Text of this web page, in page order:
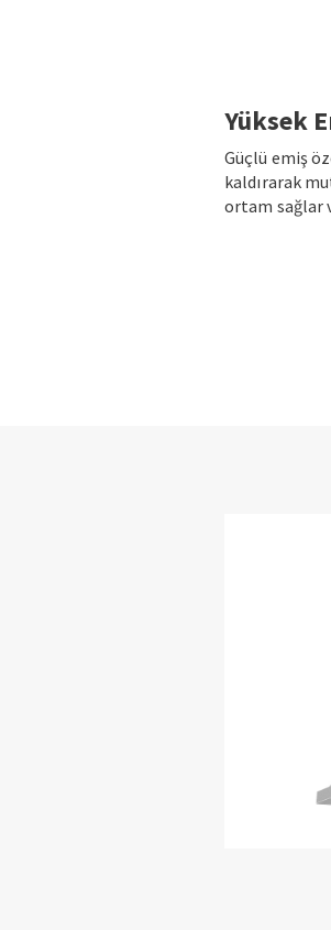
Yüksek
Güçlü emiş
kaldırarak
ortam sağlar